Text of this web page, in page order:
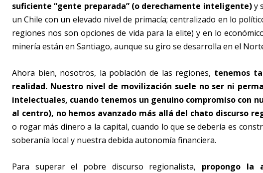
suficiente “gente preparada” (o derechamente inteligente)y
un Chile con un elevado nivel de primacía; centralizado en lo
regiones nos son opciones de vida para la elite) y en lo
minería están en Santiago, aunque su giro se desarrolla en el
Ahora bien, nosotros, la población de las regiones, tenemos
realidad. Nuestro nivel de movilización suele no ser ni
intelectuales, cuando tenemos un genuino compromiso con
al centro), no hemos avanzado más allá del chato discurso
o rogar más dinero a la capital, cuando lo que se debería es
soberanía local y nuestra debida autonomía financiera.
Para superar el pobre discurso regionalista, propongo la